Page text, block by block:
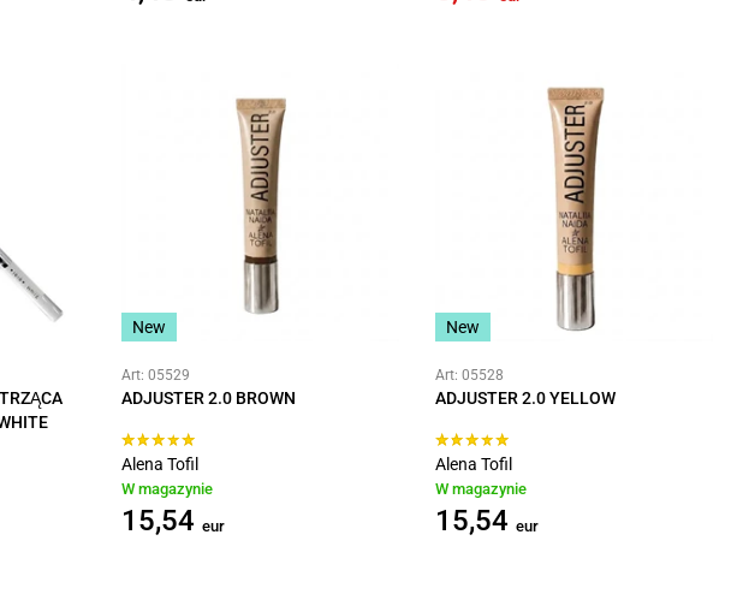
New
Art: 05529
ADJUSTER 2.0 BROWN
Alena Tofil
W magazynie
15,54 eur
New
Art: 05528
ADJUSTER 2.0 YELLOW
Alena Tofil
W magazynie
15,54 eur